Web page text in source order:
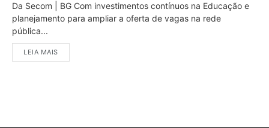
Da Secom | BG Com investimentos contínuos na Educação e
planejamento para ampliar a oferta de vagas na rede
pública...
LEIA MAIS